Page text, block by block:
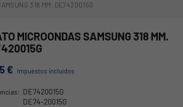
318 MM. DE7420015G
MICROONDAS SAMSUNG 318 MM.
€ Impuestos incluidos
DE7420015G
DE74-20015G